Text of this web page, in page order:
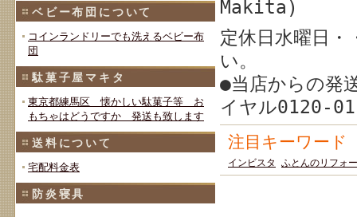
ベビー布団について
コインランドリーでも洗えるベビー布
団
駄菓子屋マキタ
東京都練馬区 懐かしい駄菓子等 お
もちゃはどうですか 発送も致します
送料について
宅配料金表
防炎寝具
Makita)
定休日水曜日
い。
●当店からの発
イヤル0120-
注目キーワード
インビスタ ふとんのリフォ